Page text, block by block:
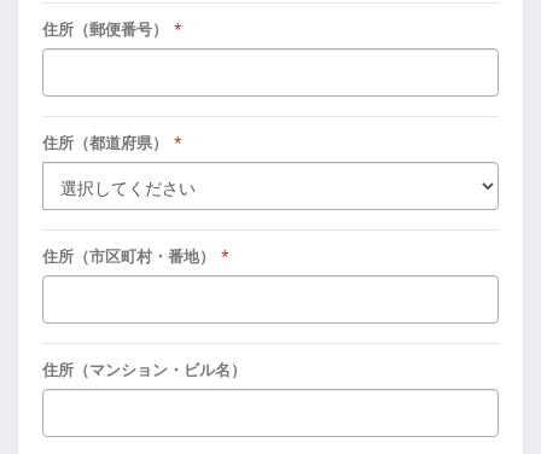
住所（郵便番号） *
住所（都道府県） *
住所（市区町村・番地） *
住所（マンション・ビル名）